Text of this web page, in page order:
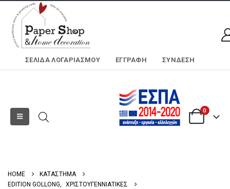
ΣΕΛΊΔΑ ΛΟΓΑΡΙΑΣΜΟΎ ΕΓΓΡΑΦΗ ΣΎΝΔΕΣΗ
0
HOME
ΚΑΤΑΣΤΗΜΑ
EDITION GOLLONG
ΧΡΙΣΤΟΥΓΕΝΝΙΑΤΙΚΕΣ